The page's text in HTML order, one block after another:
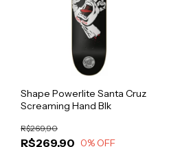
Shape Powerlite Santa Cruz
Screaming Hand Blk
R$269,90
R$269,90
0% OFF